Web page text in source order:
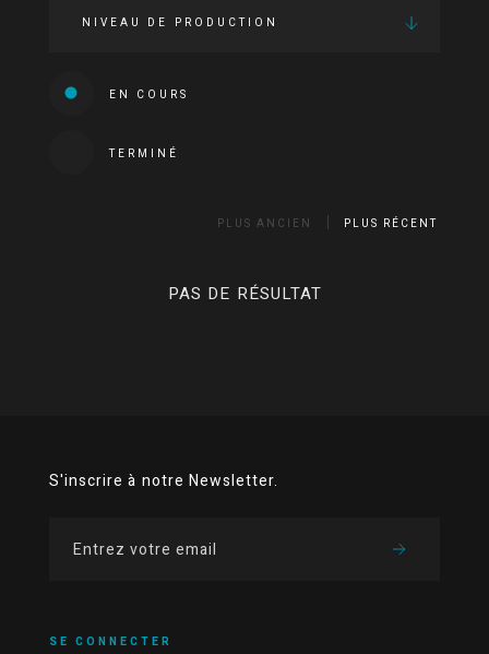
NIVEAU DE PRODUCTION
EN COURS
TERMINÉ
PLUS ANCIEN PLUS RÉCENT
PAS DE RÉSULTAT
S'inscrire à notre Newsletter.
SE CONNECTER